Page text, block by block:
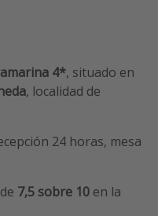
4*, situado en
, localidad de
24 horas, mesa
7,5 sobre 10 en la